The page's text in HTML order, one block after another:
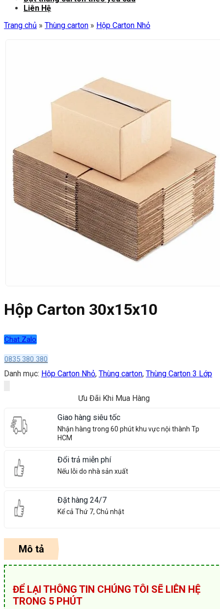
Liên Hệ
Trang chủ » Thùng carton » Hộp Carton Nhỏ
Hộp Carton 30x15x10
Chat Zalo
0835 380 380
Danh mục: Hộp Carton Nhỏ, Thùng carton, Thùng Carton 3 Lớp
Ưu Đãi Khi Mua Hàng
Giao hàng siêu tốc
Nhận hàng trong 60 phút khu vực nội thành Tp
HCM
Đổi trả miễn phí
Nếu lỗi do nhà sản xuất
Đặt hàng 24/7
Kể cả Thứ 7, Chủ nhật
Mô tả
ĐỂ LẠI THÔNG TIN CHÚNG TÔI SẼ LIÊN HỆ
TRONG 5 PHÚT